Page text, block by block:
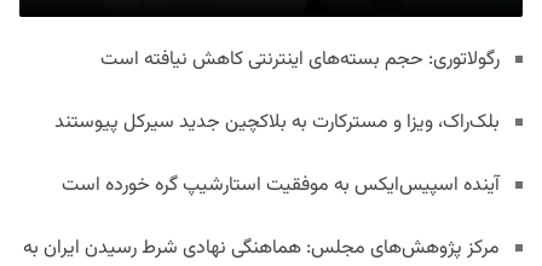
رگولاتوری: حجم بسته‌های اینترنتی کاهش نیافته است
بلک‌راک، ویزا و مسترکارت به بلاکچین جدید سیرکل پیوستند
آینده اسپیس‌ایکس به موفقیت استارشیپ گره خورده است
مرکز پژوهش‌های مجلس: هماهنگی نهادی شرط رسیدن ایران به